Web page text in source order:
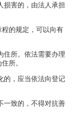
损害的，由法人承担
的规定，可以向有
住所。依法需要办理
所。
的，应当依法向登记
一致的，不得对抗善